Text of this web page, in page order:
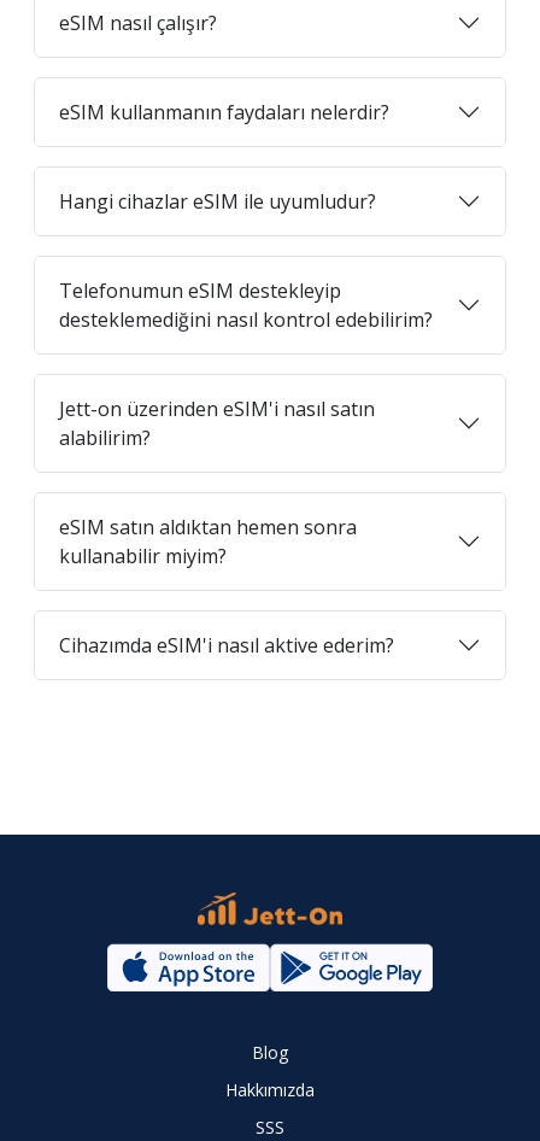
eSIM nasıl çalışır?
eSIM kullanmanın faydaları nelerdir?
Hangi cihazlar eSIM ile uyumludur?
Telefonumun eSIM destekleyip
desteklemediğini nasıl kontrol edebilirim?
Jett-on üzerinden eSIM'i nasıl satın
alabilirim?
eSIM satın aldıktan hemen sonra
kullanabilir miyim?
Cihazımda eSIM'i nasıl aktive ederim?
Blog
Hakkımızda
SSS